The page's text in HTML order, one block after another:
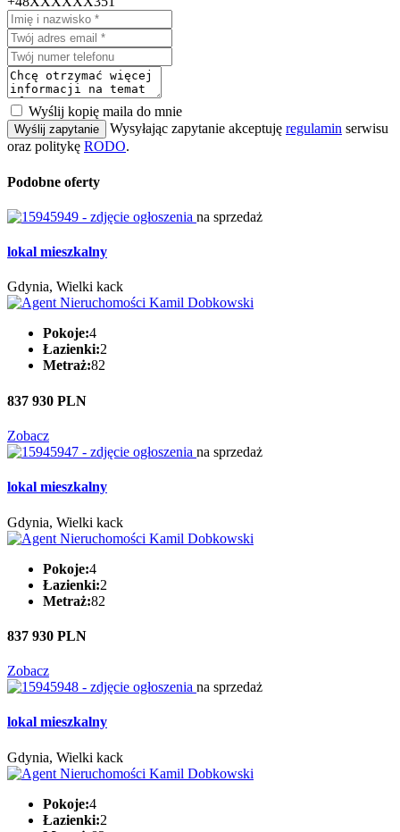
Wyślij kopię maila do mnie
Wyślij zapytanie Wysyłając zapytanie akceptuję regulamin serwisu
oraz politykę RODO.
Podobne oferty
na sprzedaż
lokal mieszkalny
Gdynia, Wielki kack
Pokoje:4
Łazienki:2
Metraż:82
837 930 PLN
Zobacz
na sprzedaż
lokal mieszkalny
Gdynia, Wielki kack
Pokoje:4
Łazienki:2
Metraż:82
837 930 PLN
Zobacz
na sprzedaż
lokal mieszkalny
Gdynia, Wielki kack
Pokoje:4
Łazienki:2